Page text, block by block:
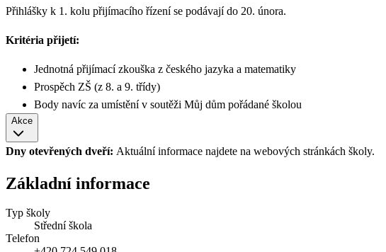
Přihlášky k 1. kolu přijímacího řízení se podávají do 20. února.
Kritéria přijetí:
Jednotná přijímací zkouška z českého jazyka a matematiky
Prospěch ZŠ (z 8. a 9. třídy)
Body navíc za umístění v soutěži Můj dům pořádané školou
Akce
Dny otevřených dveří: Aktuální informace najdete na webových stránkách školy.
Základní informace
Typ školy
Střední škola
Telefon